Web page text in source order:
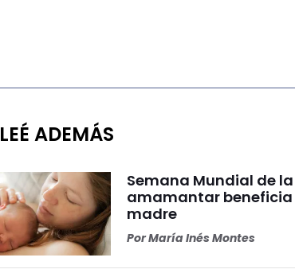
LEÉ ADEMÁS
Semana Mundial de
amamantar
madre
PorMaría Inés Montes